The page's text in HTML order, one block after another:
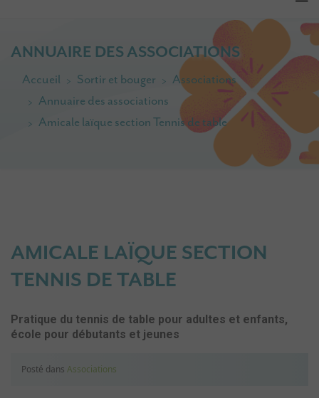
ANNUAIRE DES ASSOCIATIONS
Accueil Sortir et bouger
Associations
Annuaire des associations
Amicale laïque section Tennis de table
AMICALE LAÏQUE SECTION
TENNIS DE TABLE
Pratique du tennis de table pour adultes et enfants,
école pour débutants et jeunes
Posté dans Associations